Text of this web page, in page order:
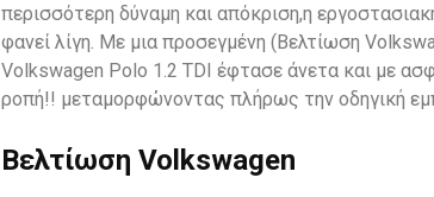
περισσότερη δύναμη και απόκριση,η
φανεί λίγη. Με μια προσεγμένη (Βελτίωση
Volkswagen Polo 1.2 TDI έφτασε άνετα και με
ροπή!! μεταμορφώνοντας πλήρως την οδηγική
Βελτίωση Volkswagen